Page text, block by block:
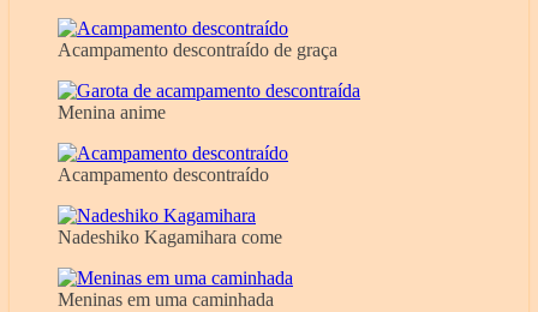
Acampamento descontraído de graça
Menina anime
Acampamento descontraído
Nadeshiko Kagamihara come
Meninas em uma caminhada